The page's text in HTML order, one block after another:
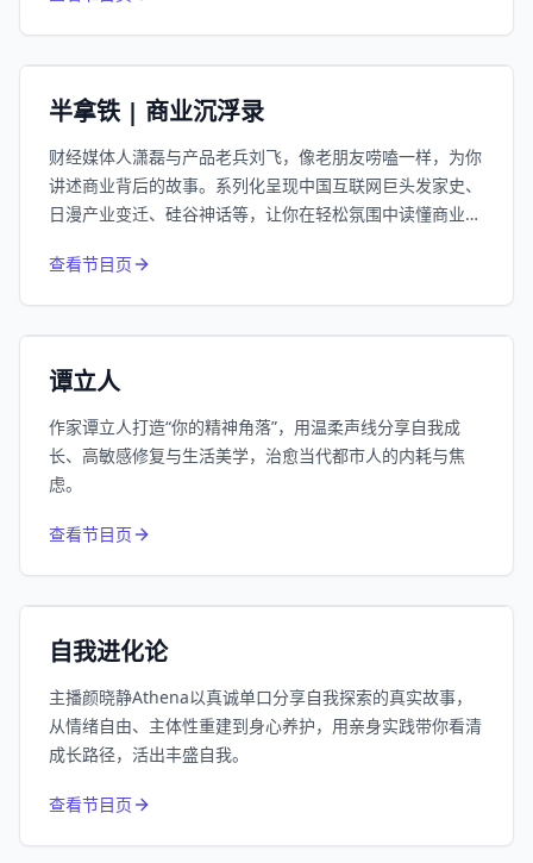
小宇宙 精选
半拿铁 | 商业沉浮录
财经媒体人潇磊与产品老兵刘飞，像老朋友唠嗑一样，为你
讲述商业背后的故事。系列化呈现中国互联网巨头发家史、
日漫产业变迁、硅谷神话等，让你在轻松氛围中读懂商业逻
查看节目页
小宇宙
谭立人
作家谭立人打造“你的精神角落”，用温柔声线分享自我成
长、高敏感修复与生活美学，治愈当代都市人的内耗与焦
虑。
查看节目页
小宇宙 精选
自我进化论
主播颜晓静Athena以真诚单口分享自我探索的真实故事，
从情绪自由、主体性重建到身心养护，用亲身实践带你看清
成长路径，活出丰盛自我。
查看节目页